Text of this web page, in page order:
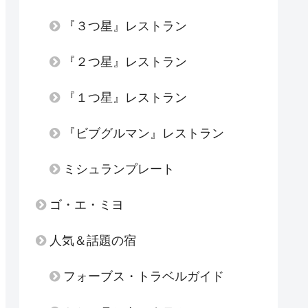
『３つ星』レストラン
『２つ星』レストラン
『１つ星』レストラン
『ビブグルマン』レストラン
ミシュランプレート
ゴ・エ・ミヨ
人気＆話題の宿
フォーブス・トラベルガイド